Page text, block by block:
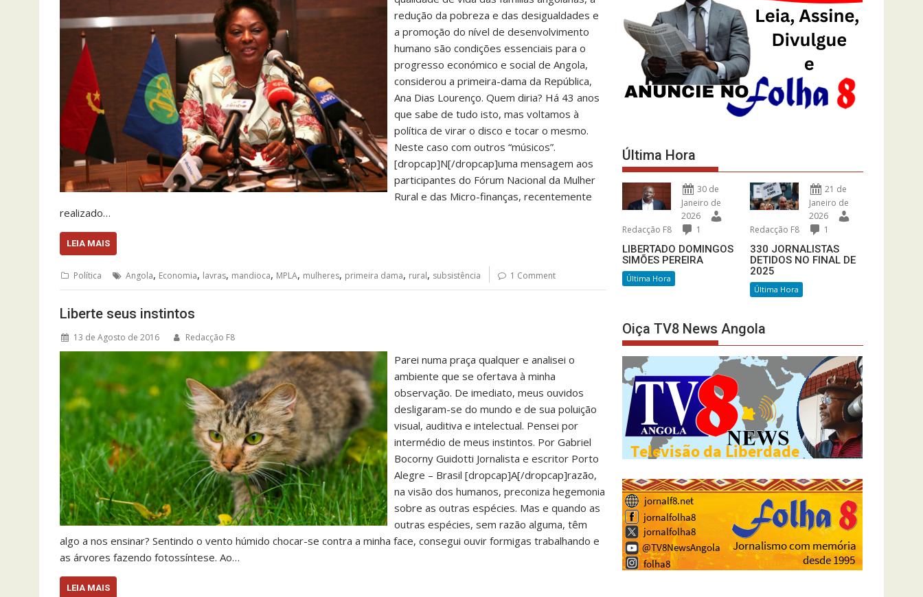
redução da pobreza e das desigualdades e
a promoção do nível de desenvolvimento
humano são condições essenciais para o
progresso económico e social de Angola,
considerou a primeira-dama da República,
Ana Dias Lourenço. Quem diria? Há 43 anos
que sabe de tudo isto, mas voltamos à
política de virar o disco e tocar o mesmo.
Neste caso com outros “músicos”.
[dropcap]N[/dropcap]uma mensagem aos
participantes do Fórum Nacional da Mulher
Rural e das Micro-finanças, recentemente
realizado…
LEIA MAIS
Política Angola, Economia, lavras, mandioca, MPLA, mulheres, primeira dama, rural, subsistência 1 Comment
Liberte seus instintos
13 de Agosto de 2016 Redacção F8
Parei numa praça qualquer e analisei o
ambiente que se ofertava à minha
observação. De imediato, meus ouvidos
desligaram-se do mundo e de sua poluição
visual, auditiva e intelectual. Pensei por
intermédio de meus instintos. Por Gabriel
Bocorny Guidotti Jornalista e escritor Porto
Alegre – Brasil [dropcap]A[/dropcap]razão,
na visão dos humanos, preconiza hegemonia
sobre as outras espécies. Mas e quando as
outras espécies, sem razão alguma, têm
algo a nos ensinar? Sentindo o vento húmido chocar-se contra a minha face, consegui ouvir formigas trabalhando e
as árvores fazendo fotossíntese. Ao…
LEIA MAIS
Última Hora
30 de
Janeiro de
2026
Redacção F8
1
LIBERTADO DOMINGOS
SIMÕES PEREIRA
Última Hora
21 de
Janeiro de
2026
Redacção F8
1
330 JORNALISTAS
DETIDOS NO FINAL DE
2025
Última Hora
Oiça TV8 News Angola